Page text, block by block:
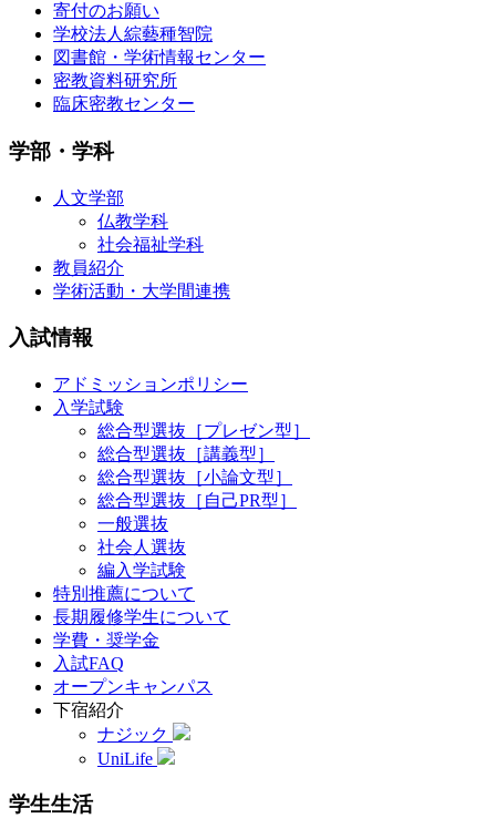
寄付のお願い
学校法人綜藝種智院
図書館・学術情報センター
密教資料研究所
臨床密教センター
学部・学科
人文学部
仏教学科
社会福祉学科
教員紹介
学術活動・大学間連携
入試情報
アドミッションポリシー
入学試験
総合型選抜［プレゼン型］
総合型選抜［講義型］
総合型選抜［小論文型］
総合型選抜［自己PR型］
一般選抜
社会人選抜
編入学試験
特別推薦について
長期履修学生について
学費・奨学金
入試FAQ
オープンキャンパス
下宿紹介
ナジック
UniLife
学生生活